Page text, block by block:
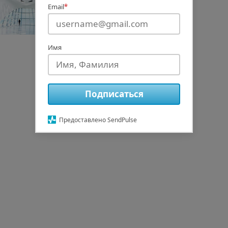
Email*
Имя
Подписаться
Предоставлено SendPulse